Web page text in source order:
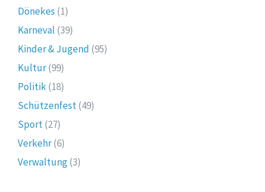
Dönekes (1)
Karneval (39)
Kinder & Jugend (95)
Kultur(99)
Politik(18)
Schützenfest(49)
Sport(27)
Verkehr(6)
Verwaltung(3)